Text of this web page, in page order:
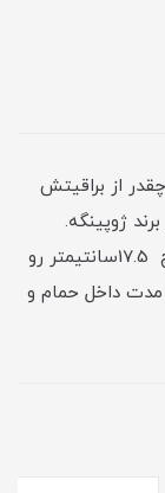
از براقیتش
ژوپینگه.
مخصوص ساده پسندا و شیک پسندا. تا دور مچ 17.5سانتیمتر رو
مدت داخل حمام و